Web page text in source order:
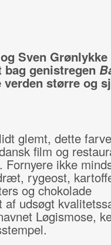
Sven
genistregen
større og
glemt, dette
film og
Fornyere ikke
rygeost,
og chokolade
udsøgt
Løgismose,